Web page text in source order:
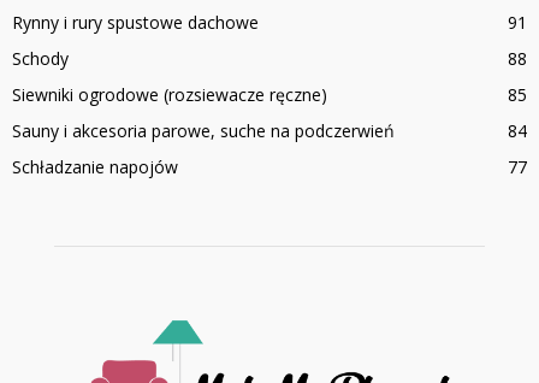
Rynny i rury spustowe dachowe
91
Schody
88
Siewniki ogrodowe (rozsiewacze ręczne)
85
Sauny i akcesoria parowe, suche na podczerwień
84
Schładzanie napojów
77